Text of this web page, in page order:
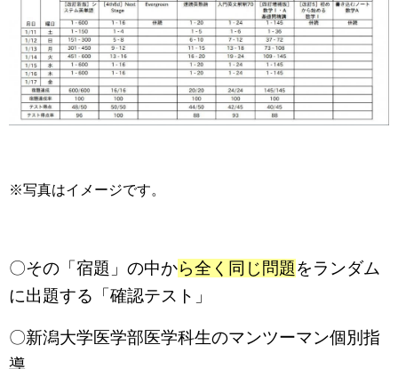
※写真はイメージです。
〇その「宿題」の中から全く同じ問題をランダム
に出題する「確認テスト」
〇新潟大学医学部医学科生のマンツーマン個別指
導